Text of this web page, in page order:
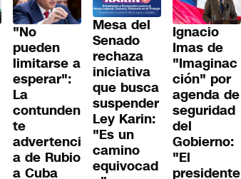
"No
pueden
limitarse a
esperar":
La
contunden
te
advertenci
a de Rubio
a Cuba
Mesa del
Senado
rechaza
iniciativa
que busca
suspender
Ley Karin:
"Es un
camino
equivocad
Ignacio
Imas de
"Imaginac
ción" por
agenda de
seguridad
del
Gobierno:
"El
presidente